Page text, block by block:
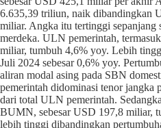
6.635,39 triliun, naik dibandingkan
miliar. Angka itu tertinggi sepanjang
merdeka. ULN pemerintah,
miliar, tumbuh 4,6% yoy. Lebih
Juli 2024 sebesar 0,6% yoy.
aliran modal asing pada SBN
pemerintah didominasi tenor jangka
dari total ULN pemerintah.
BUMN, sebesar USD 197,8 miliar,
lebih tinggi dibandingkan